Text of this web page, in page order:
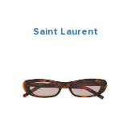
Saint Laurent